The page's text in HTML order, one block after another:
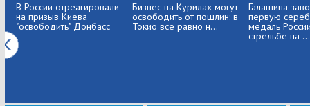
В России отреагировали
на призыв Киева
"освободить" Донбасс
Бизнес на Курилах могут
освободить от пошлин: в
Токио все равно н...
Галашина
первую
медаль
стрельбе на ...